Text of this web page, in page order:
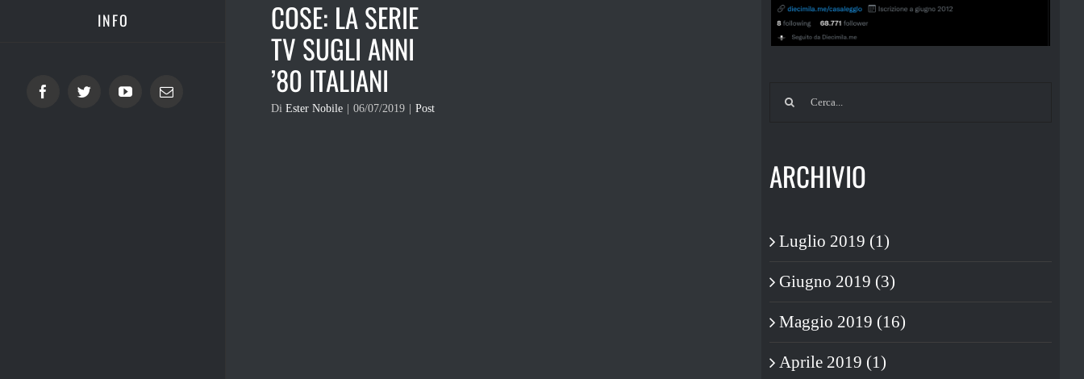
INFO
FacebookTwitterYouTubeEmail
COSE: LA SERIE
TV SUGLI ANNI
’80 ITALIANI
Di Ester Nobile 06/07/2019 Post
Cerca
ARCHIVIO
Luglio 2019 (1)
Giugno 2019 (3)
Maggio 2019 (16)
Aprile 2019 (1)